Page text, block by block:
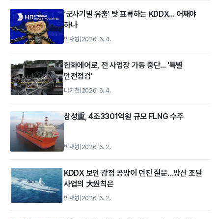
‘군사기밀 유출’ 탓 표류하는 KDDX... 어째야
하나
박재형 2026. 6. 4.
한화에어로, 전 사업장 가동 중단... '특별
안전점검'
나기천 2026. 6. 4.
삼성重, 4조3301억원 규모 FLNG 수주
박재형 2026. 6. 2.
KDDX 보안 감점 공방이 던진 질문…방산 조달
사업의 大원칙은
박재형 2026. 6. 2.